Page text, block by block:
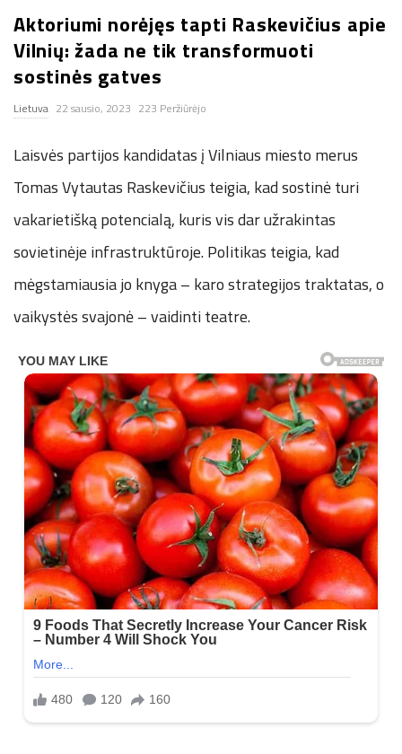
n
.
n
e
t
Aktoriumi norėjęs tapti Raskevičius apie
Vilnių: žada ne tik transformuoti
sostinės gatves
Lietuva 22 sausio, 2023 223 Peržiūrėjo
Laisvės partijos kandidatas į Vilniaus miesto merus
Tomas Vytautas Raskevičius teigia, kad sostinė turi
vakarietišką potencialą, kuris vis dar užrakintas
sovietinėje infrastruktūroje. Politikas teigia, kad
mėgstamiausia jo knyga – karo strategijos traktatas, o
vaikystės svajonė – vaidinti teatre.